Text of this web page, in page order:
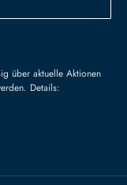
über aktuelle Aktionen
Details: